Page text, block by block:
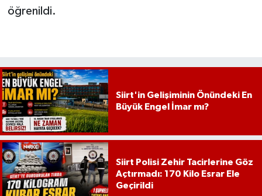
öğrenildi.
Siirt'in Gelişiminin Önündeki En
Büyük Engel İmar mı?
Siirt Polisi Zehir Tacirlerine Göz
Açtırmadı: 170 Kilo Esrar Ele
Geçirildi